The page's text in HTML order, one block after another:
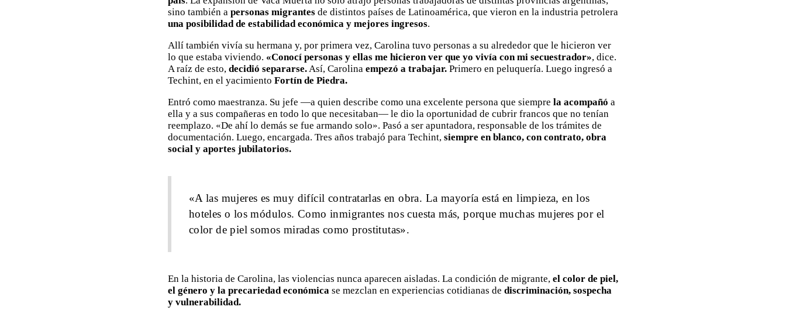
sino también a personas migrantes de distintos países de Latinoamérica, que vieron en la industria petrolera
una posibilidad de estabilidad económica y mejores ingresos.
Allí también vivía su hermana y, por primera vez, Carolina tuvo personas a su alrededor que le hicieron ver
lo que estaba viviendo. «Conocí personas y ellas me hicieron ver que yo vivía con mi secuestrador», dice.
A raíz de esto, decidió separarse.Así, Carolina empezó a trabajar. Primero en peluquería. Luego ingresó a
Techint, en el yacimiento Fortín de Piedra.
Entró como maestranza. Su jefe —a quien describe como una excelente persona que siempre la acompañó a
ella y a sus compañeras en todo lo que necesitaban— le dio la oportunidad de cubrir francos que no tenían
reemplazo. «De ahí lo demás se fue armando solo». Pasó a ser apuntadora, responsable de los trámites de
documentación. Luego, encargada. Tres años trabajó para Techint, siempre en blanco, con contrato, obra
social y aportes jubilatorios.
«A las mujeres es muy difícil contratarlas en obra. La mayoría está en limpieza, en los
hoteles o los módulos. Como inmigrantes nos cuesta más, porque muchas mujeres por el
color de piel somos miradas como prostitutas».
En la historia de Carolina, las violencias nunca aparecen aisladas. La condición de migrante, el color de piel,
el género y la precariedad económica se mezclan en experiencias cotidianas de discriminación, sospecha
y vulnerabilidad.